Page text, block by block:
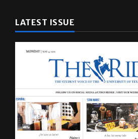
LATEST ISSUE